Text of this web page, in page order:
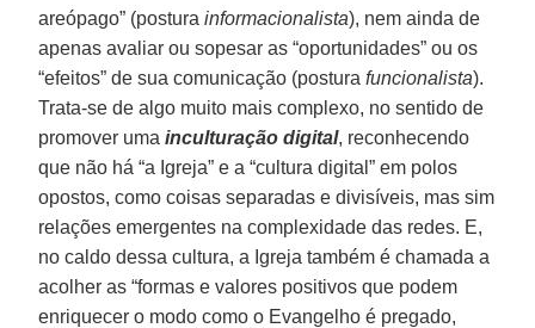
areópago” (posturainformacionalista), nem ainda de
apenas avaliar ou sopesar as “oportunidades” ou os
“efeitos” de sua comunicação (posturafuncionalista).
Trata-se de algo muito mais complexo, no sentido de
promover umainculturação digital, reconhecendo
que não há “a Igreja” e a “cultura digital” em polos
opostos, como coisas separadas e divisíveis, mas sim
relações emergentes na complexidade das redes. E,
no caldo dessa cultura, a Igreja também é chamada a
acolher as “formas e valores positivos que podem
enriquecer o modo como o Evangelho é pregado,